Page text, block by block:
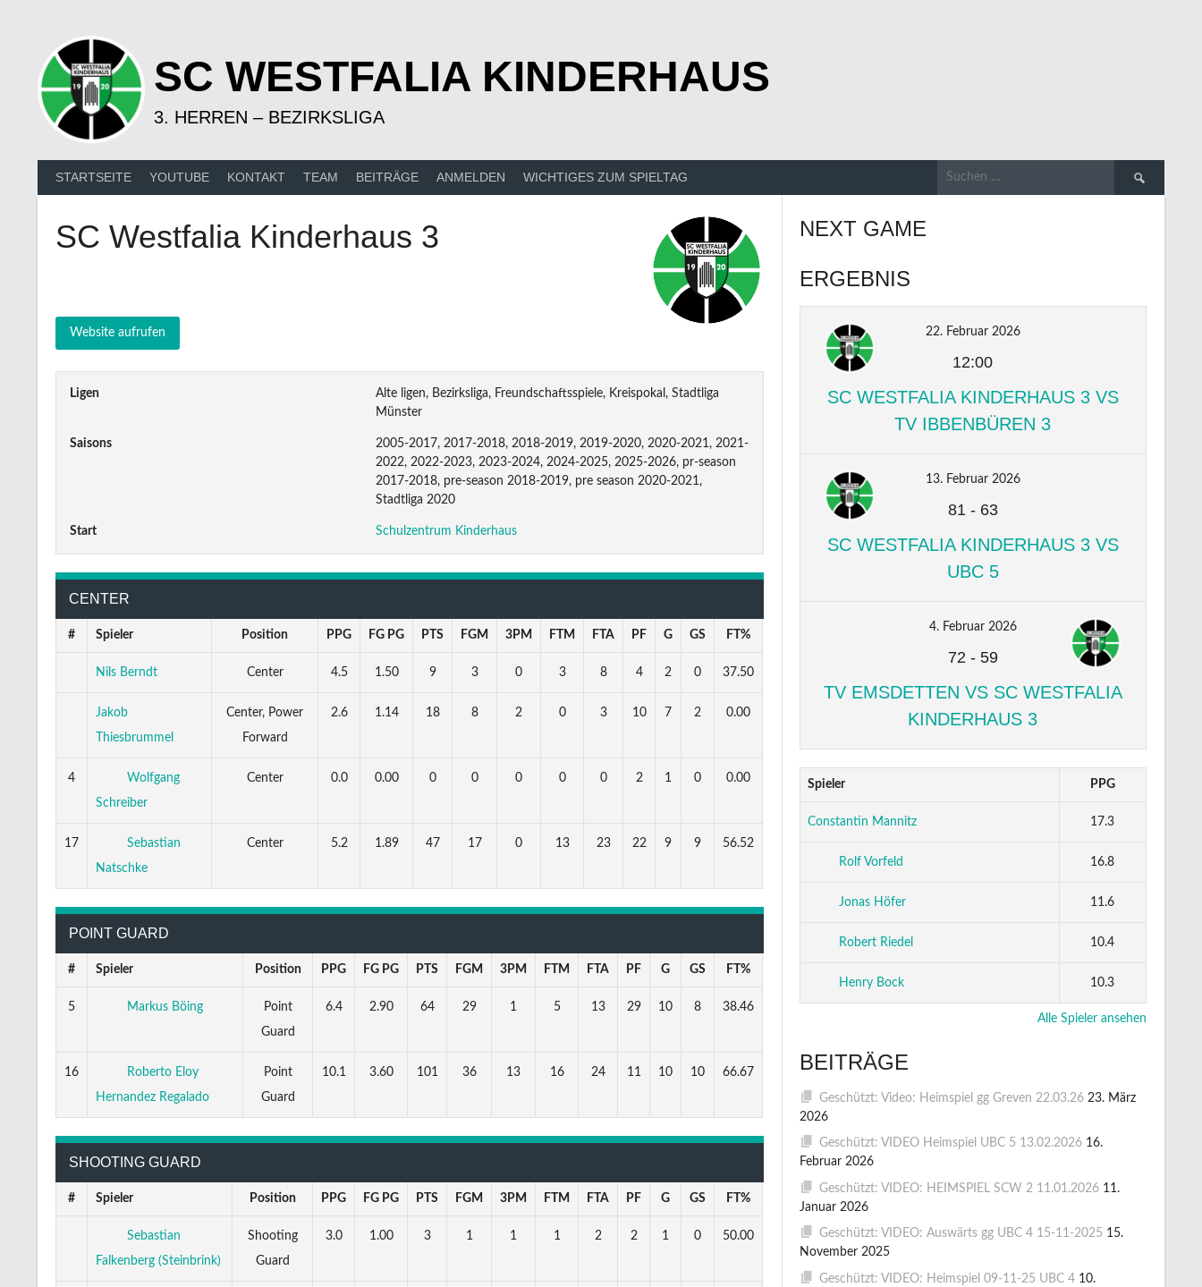
SC WESTFALIA KINDERHAUS
3. HERREN – BEZIRKSLIGA
STARTSEITE YOUTUBE KONTAKT TEAM BEITRÄGE ANMELDEN WICHTIGES ZUM SPIELTAG
Suchen
SC Westfalia Kinderhaus 3
Ligen
Alte ligen, Bezirksliga, Freundschaftsspiele, Kreispokal, Stadtliga
Münster
Saisons
2005-2017, 2017-2018, 2018-2019, 2019-2020, 2020-2021, 2021-
2022, 2022-2023, 2023-2024, 2024-2025, 2025-2026, pr-season
2017-2018, pre-season 2018-2019, pre season 2020-2021,
Stadtliga 2020
Start Schulzentrum Kinderhaus
CENTER
# Spieler Position PPG FG PG PTS FGM 3PM FTM FTA PF G GS FT%
Nils Berndt Center 4.5 1.50 9 3 0 3 8 4 2 0 37.50
Jakob
Thiesbrummel
Center, Power
Forward
2.6 1.14 18 8 2 0 3 10 7 2 0.00
4 Wolfgang
Schreiber
Center 0.0 0.00 0 0 0 0 0 2 1 0 0.00
17 Sebastian
Natschke
Center 5.2 1.89 47 17 0 13 23 22 9 9 56.52
POINT GUARD
# Spieler Position PPG FG PG PTS FGM 3PM FTM FTA PF G GS FT%
5 Markus Böing
Point
Guard
6.4 2.90 64 29 1 5 13 29 10 8 38.46
16 Roberto Eloy
Hernandez Regalado
Point
Guard
10.1 3.60 101 36 13 16 24 11 10 10 66.67
SHOOTING GUARD
# Spieler Position PPG FG PG PTS FGM 3PM FTM FTA PF G GS FT%
Sebastian
Falkenberg (Steinbrink)
Shooting
Guard
3.0 1.00 3 1 1 1 2 2 1 0 50.00
NEXT GAME
ERGEBNIS
22. Februar 2026
12:00
SC WESTFALIA KINDERHAUS 3 VS
TV IBBENBÜREN 3
13. Februar 2026
81- 63
SC WESTFALIA KINDERHAUS 3 VS
UBC 5
4. Februar 2026
72- 59
TV EMSDETTEN VS SC WESTFALIA
KINDERHAUS 3
Spieler PPG
Constantin Mannitz 17.3
Rolf Vorfeld 16.8
Jonas Höfer 11.6
Robert Riedel 10.4
Henry Bock 10.3
Alle Spieler ansehen
BEITRÄGE
Geschützt: Video: Heimspiel gg Greven 22.03.26 23. März
2026
Geschützt: VIDEO Heimspiel UBC 5 13.02.2026 16.
Februar 2026
Geschützt: VIDEO: HEIMSPIEL SCW 2 11.01.2026 11.
Januar 2026
Geschützt: VIDEO: Auswärts gg UBC 4 15-11-2025 15.
November 2025
Geschützt: VIDEO: Heimspiel 09-11-25 UBC 4 10.